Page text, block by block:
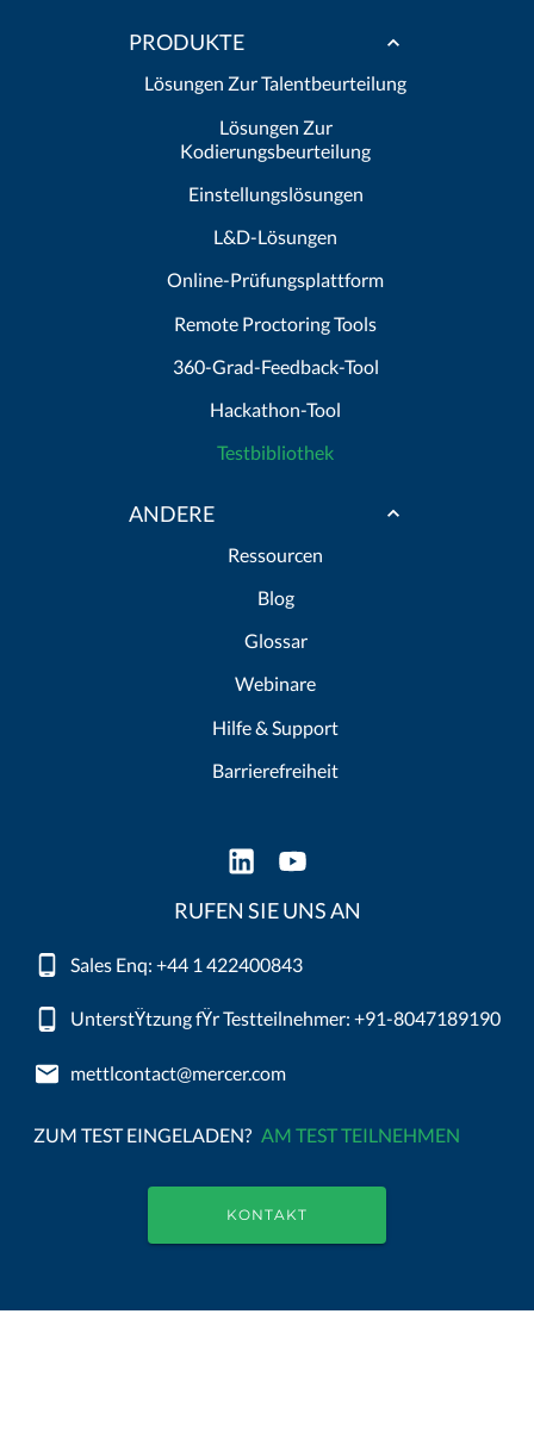
PRODUKTE
Lösungen Zur Talentbeurteilung
Lösungen Zur
Kodierungsbeurteilung
Einstellungslösungen
L&D-Lösungen
Online-Prüfungsplattform
Remote Proctoring Tools
360-Grad-Feedback-Tool
Hackathon-Tool
Testbibliothek
ANDERE
Ressourcen
Blog
Glossar
Webinare
Hilfe & Support
Barrierefreiheit
RUFEN SIE UNS AN
Sales Enq: +44 1 422400843
UnterstŸtzung fŸr Testteilnehmer: +91-8047189190
mettlcontact@mercer.com
ZUM TEST EINGELADEN? AM TEST TEILNEHMEN
KONTAKT